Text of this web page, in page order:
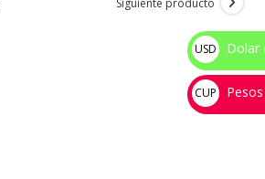
USD
$
Dolar
CUP
💰
Pesos